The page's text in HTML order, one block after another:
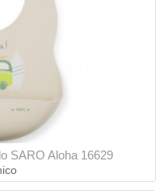
SARO Aloha 16629